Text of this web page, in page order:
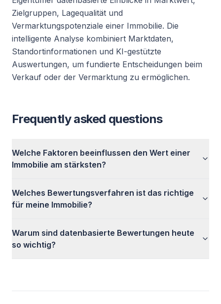
Zielgruppen, Lagequalität und
Vermarktungspotenziale einer Immobilie. Die
intelligente Analyse kombiniert Marktdaten,
Standortinformationen und KI-gestützte
Auswertungen, um fundierte Entscheidungen beim
Verkauf oder der Vermarktung zu ermöglichen.
Frequently asked questions
Welche Faktoren beeinflussen den Wert einer
Immobilie am stärksten?
Welches Bewertungsverfahren ist das richtige
für meine Immobilie?
Warum sind datenbasierte Bewertungen heute
so wichtig?